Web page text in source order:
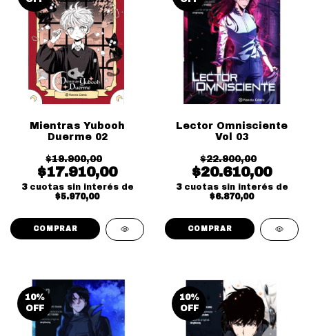
Mientras Yubooh
Duerme 02
$19.900,00
$17.910,00
3 cuotas sin interés de
$5.970,00
Lector Omnisciente
Vol 03
$22.900,00
$20.610,00
3 cuotas sin interés de
$6.870,00
10%
OFF
10%
OFF